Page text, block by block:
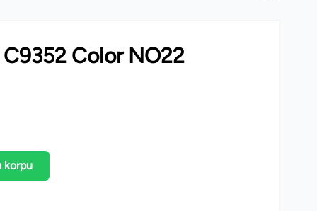
Color NO22
korpu